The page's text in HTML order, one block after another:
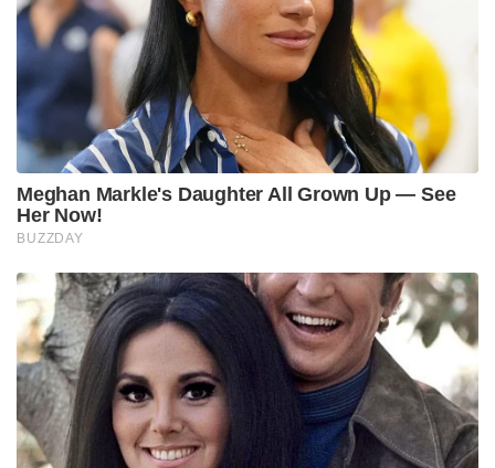
Meghan Markle's Daughter All Grown Up — See
Her Now!
BUZZDAY